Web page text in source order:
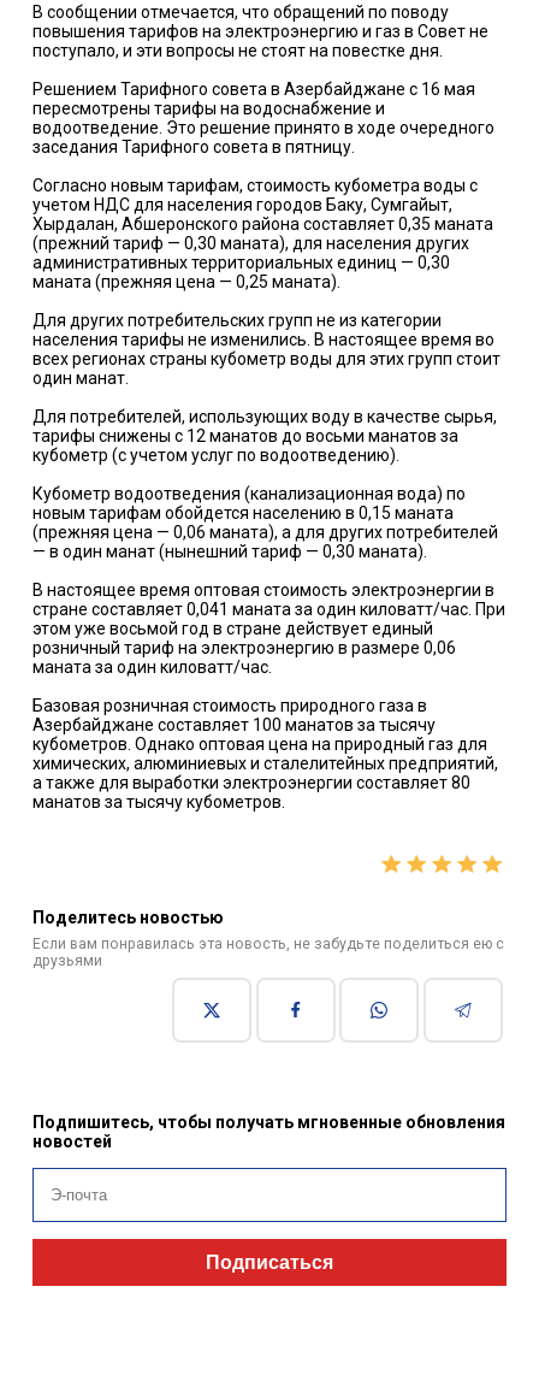
В сообщении отмечается, что обращений по поводу
повышения тарифов на электроэнергию и газ в Совет не
поступало, и эти вопросы не стоят на повестке дня.
Решением Тарифного совета в Азербайджане с 16 мая
пересмотрены тарифы на водоснабжение и
водоотведение. Это решение принято в ходе очередного
заседания Тарифного совета в пятницу.
Согласно новым тарифам, стоимость кубометра воды с
учетом НДС для населения городов Баку, Сумгайыт,
Хырдалан, Абшеронского района составляет 0,35 маната
(прежний тариф — 0,30 маната), для населения других
административных территориальных единиц — 0,30
маната (прежняя цена — 0,25 маната).
Для других потребительских групп не из категории
населения тарифы не изменились. В настоящее время во
всех регионах страны кубометр воды для этих групп стоит
один манат.
Для потребителей, использующих воду в качестве сырья,
тарифы снижены с 12 манатов до восьми манатов за
кубометр (с учетом услуг по водоотведению).
Кубометр водоотведения (канализационная вода) по
новым тарифам обойдется населению в 0,15 маната
(прежняя цена — 0,06 маната), а для других потребителей
— в один манат (нынешний тариф — 0,30 маната).
В настоящее время оптовая стоимость электроэнергии в
стране составляет 0,041 маната за один киловатт/час. При
этом уже восьмой год в стране действует единый
розничный тариф на электроэнергию в размере 0,06
маната за один киловатт/час.
Базовая розничная стоимость природного газа в
Азербайджане составляет 100 манатов за тысячу
кубометров. Однако оптовая цена на природный газ для
химических, алюминиевых и сталелитейных предприятий,
а также для выработки электроэнергии составляет 80
манатов за тысячу кубометров.
Поделитесь новостью
Если вам понравилась эта новость, не забудьте поделиться ею с
друзьями
Подпишитесь, чтобы получать мгновенные обновления
новостей
Подписаться